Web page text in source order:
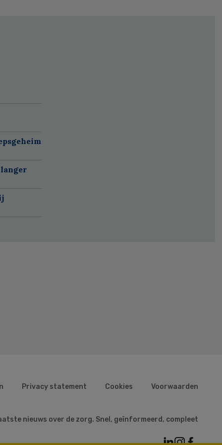
Privacy statement Cookies Voorwaarden
nieuws over de zorg. Snel, geïnformeerd, compleet